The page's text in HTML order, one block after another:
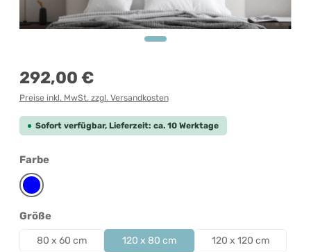
Regulärer Preis:
292,00 €
Preise inkl. MwSt. zzgl. Versandkosten
Sofort verfügbar, Lieferzeit: ca. 10 Werktage
Farbeauswählen
Blau
Größeauswählen
80 x 60 cm 120 x 80 cm 120 x 120 cm